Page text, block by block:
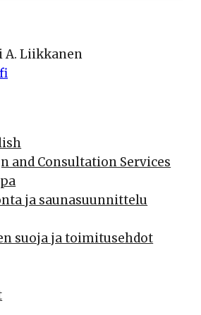
A. Liikkanen
and Consultation Services
ja saunasuunnittelu
suoja ja toimitusehdot